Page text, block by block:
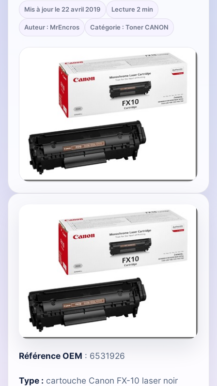
Mis à jour le 22 avril 2019 Lecture 2 min
Auteur : MrEncros Catégorie : Toner CANON
Référence OEM : 6531926
Type : cartouche Canon FX-10 laser noir